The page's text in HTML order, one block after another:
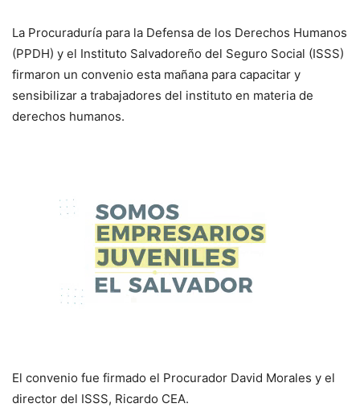
La Procuraduría para la Defensa de los Derechos Humanos
(PPDH) y el Instituto Salvadoreño del Seguro Social (ISSS)
firmaron un convenio esta mañana para capacitar y
sensibilizar a trabajadores del instituto en materia de
derechos humanos.
El convenio fue firmado el Procurador David Morales y el
director del ISSS, Ricardo CEA.